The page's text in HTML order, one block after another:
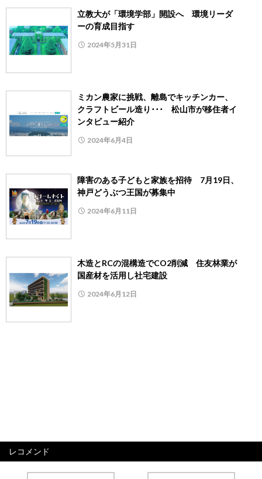
立教大が「環境学部」開設へ 環境リーダ
ーの育成目指す
2024年5月31日
ミカン農家に挑戦、離島でキッチンカー、
クラフトビール造り･･･ 松山市が移住者イ
ンタビュー紹介
2024年6月4日
障害のある子どもと家族を招待 7月19日、
神戸どうぶつ王国が募集中
2024年6月11日
木造とRCの混構造でCO2削減 住友林業が
国産材を活用し社宅建設
2024年6月12日
レコメンド